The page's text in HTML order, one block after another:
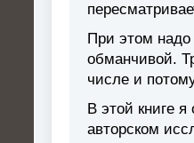
При этом надо
обманчивой.
числе и
В этой книге
авторском